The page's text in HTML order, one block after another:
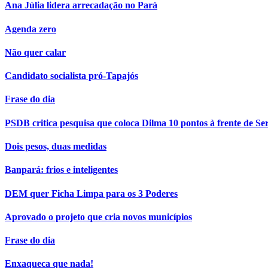
Ana Júlia lidera arrecadação no Pará
Agenda zero
Não quer calar
Candidato socialista pró-Tapajós
Frase do dia
PSDB critica pesquisa que coloca Dilma 10 pontos à frente de
Dois pesos, duas medidas
Banpará: frios e inteligentes
DEM quer Ficha Limpa para os 3 Poderes
Aprovado o projeto que cria novos municípios
Frase do dia
Enxaqueca que nada!